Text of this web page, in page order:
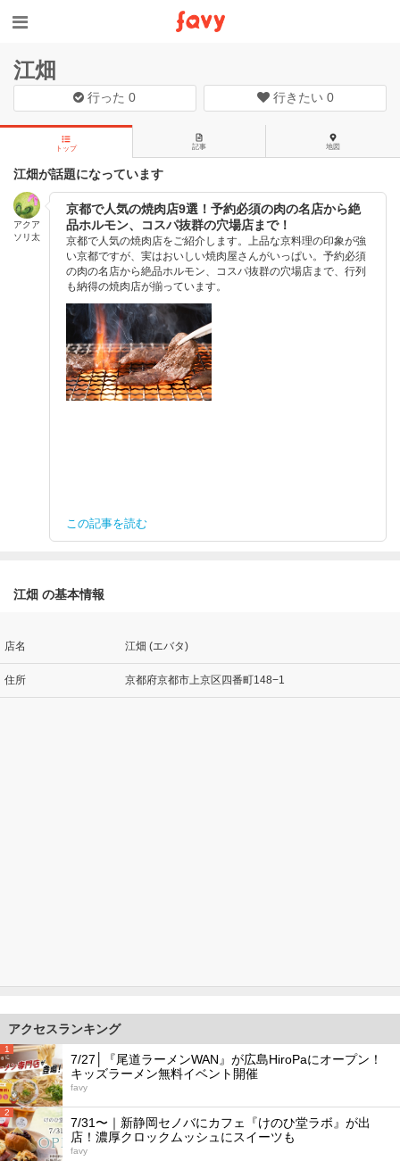
江畑
行った0 行きたい 0
トップ 記事 地図
江畑が話題になっています
アクア
ソリ太
京都で人気の焼肉店9選！予約必須の肉の名店から絶
品ホルモン、コスパ抜群の穴場店まで！
京都で人気の焼肉店をご紹介します。上品な京料理の印象が強
い京都ですが、実はおいしい焼肉屋さんがいっぱい。予約必須
の肉の名店から絶品ホルモン、コスパ抜群の穴場店まで、行列
も納得の焼肉店が揃っています。
この記事を読む
江畑 の基本情報
店名 江畑 (エバタ)
住所 京都府京都市上京区四番町148−1
アクセスランキング
1
7/27│『尾道ラーメンWAN』が広島HiroPaにオープン！
キッズラーメン無料イベント開催
favy
2
7/31〜｜新静岡セノバにカフェ『けのひ堂ラボ』が出
店！濃厚クロックムッシュにスイーツも
favy